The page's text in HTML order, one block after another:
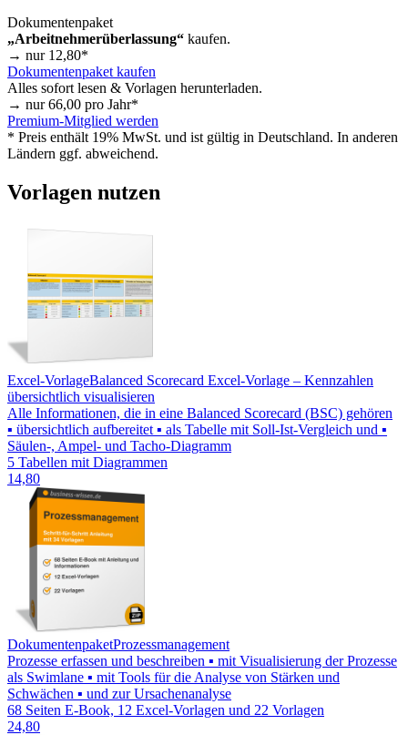
Dokumentenpaket
„Arbeitnehmerüberlassung“ kaufen.
→ nur 12,80*
Dokumentenpaket kaufen
Alles sofort lesen & Vorlagen herunterladen.
→ nur66,00 pro Jahr*
Premium-Mitglied werden
* Preis enthält 19% MwSt. und ist gültig in Deutschland. In anderen
Ländern ggf. abweichend.
Vorlagen nutzen
Excel-VorlageBalanced Scorecard Excel-Vorlage – Kennzahlen
übersichtlich visualisieren
Alle Informationen, die in eine Balanced Scorecard (BSC) gehören
▪ übersichtlich aufbereitet ▪ als Tabelle mit Soll-Ist-Vergleich und ▪
Säulen-, Ampel- und Tacho-Diagramm
5 Tabellen mit Diagrammen
14,80
DokumentenpaketProzessmanagement
Prozesse erfassen und beschreiben ▪ mit Visualisierung der Prozesse
als Swimlane ▪ mit Tools für die Analyse von Stärken und
Schwächen ▪ und zur Ursachenanalyse
68 Seiten E-Book, 12 Excel-Vorlagen und 22 Vorlagen
24,80